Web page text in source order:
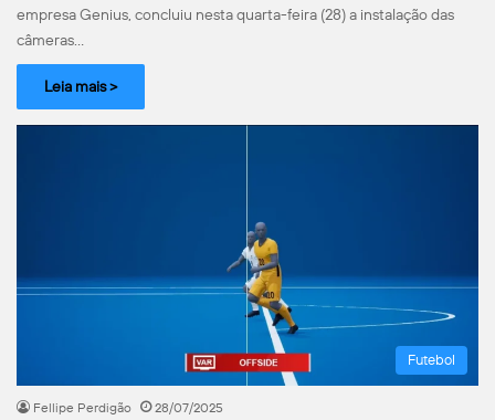
empresa Genius, concluiu nesta quarta-feira (28) a instalação das
câmeras…
Leia mais >
Futebol
Fellipe Perdigão 28/07/2025